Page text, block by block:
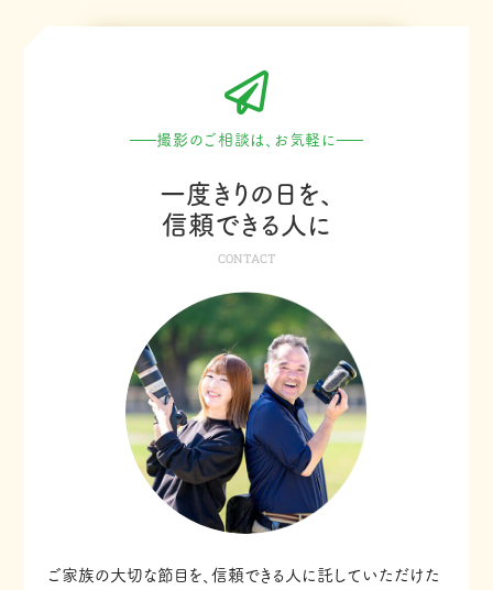
撮影のご相談は、お気軽に
一度きりの日を、
信頼できる人に
CONTACT
ご家族の大切な節目を、信頼できる人に託していただけた